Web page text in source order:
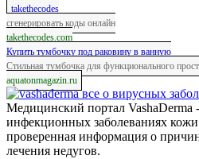
takethecodes
сгенерировать коды онлайн
takethecodes.com
Купить тумбочку под раковину в ванную
Стильная тумбочка для функционального
aquatonmagazin.ru
все о вирусных
Медицинский портал VashaDerma
инфекционных заболеваниях
проверенная информация о
лечения недугов.